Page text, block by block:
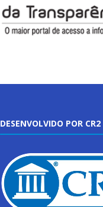
DESENVOLVIDO POR CR2